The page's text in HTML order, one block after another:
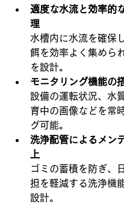
適度な水流と効率的
理
水槽内に水流を確保
餌を効率よく集めら
を設計。
モニタリング機能の
設備の運転状況、水
育中の画像などを常
グ可能。
洗浄配管によるメン
上
ゴミの蓄積を防ぎ、
担を軽減する洗浄機
設計。